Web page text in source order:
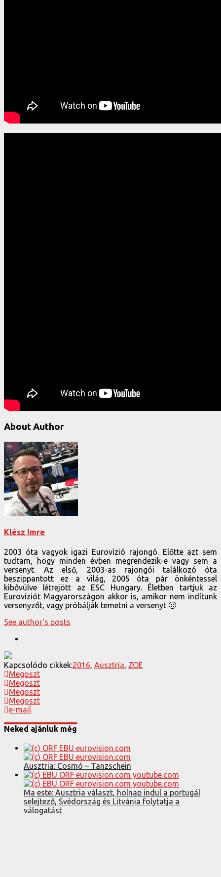
About Author
Klész Imre
2003 óta vagyok igazi Eurovízió rajongó. Előtte azt sem
tudtam, hogy minden évben megrendezik-e vagy sem a
versenyt. Az első, 2003-as rajongói találkozó óta
beszippantott ez a világ, 2005 óta pár önkéntessel
kibővülve létrejött az ESC Hungary. Életben tartjuk az
Eurovíziót Magyarországon akkor is, amikor nem indítunk
versenyzőt, vagy próbálják temetni a versenyt 🙂
See author's posts
Kapcsolódo cikkek:2016 Ausztria ZOË
Megoszt
Megoszt
Megoszt
Megoszt
e-mail
Neked ajánluk még
Ausztria: Cosmó – Tanzschein
Ma este: Ausztria választ, holnap indul a portugál
selejtező, Svédország és Litvánia folytatja a
válogatást